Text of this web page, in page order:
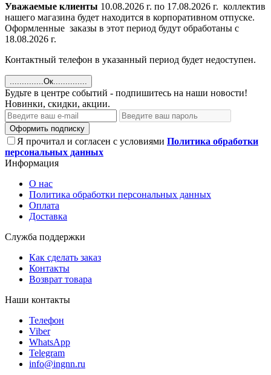
Уважаемые клиенты 10.08.2026 г. по 17.08.2026 г. коллектив
нашего магазина будет находится в корпоративном отпуске.
Оформленные заказы в этот период будут обработаны с
18.08.2026 г.
Контактный телефон в указанный период будет недоступен.
..............Ок..............
Будьте в центре событий - подпишитесь на наши новости!
Новинки, скидки, акции.
Оформить подписку
Я прочитал и согласен с условиями Политика обработки
персональных данных
Информация
О нас
Политика обработки персональных данных
Оплата
Доставка
Служба поддержки
Как сделать заказ
Контакты
Возврат товара
Наши контакты
Телефон
Viber
WhatsApp
Telegram
info@ingnn.ru